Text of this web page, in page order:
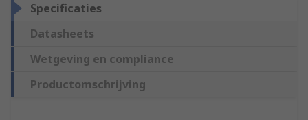
Specificaties
Datasheets
Wetgeving en compliance
Productomschrijving